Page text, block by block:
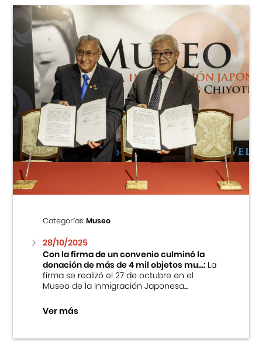
Categorías:Museo
28/10/2025
Con la firma de un convenio culminó la
donación de más de 4 mil objetos mu...:La
firma se realizó el 27 de octubre en el
Museo de la Inmigración Japonesa...
Ver más